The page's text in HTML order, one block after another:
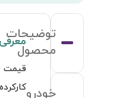
توضیحات
محصول
خودرو
معرفی